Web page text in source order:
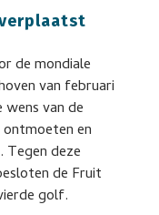
de mondiale
van februari
van de
en
deze
de Fruit
golf.